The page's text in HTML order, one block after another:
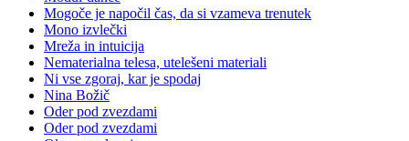
Mogoče je napočil čas, da si vzameva trenutek
Mono izvlečki
Mreža in intuicija
Nematerialna telesa, utelešeni materiali
Ni vse zgoraj, kar je spodaj
Nina Božič
Oder pod zvezdami
Oder pod zvezdami